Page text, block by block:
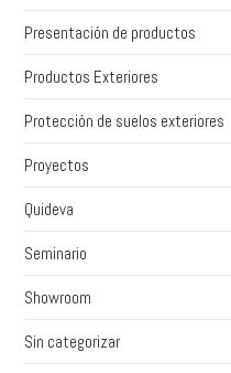
Presentación de productos
Productos Exteriores
Protección de suelos exteriores
Proyectos
Quideva
Seminario
Showroom
Sin categorizar